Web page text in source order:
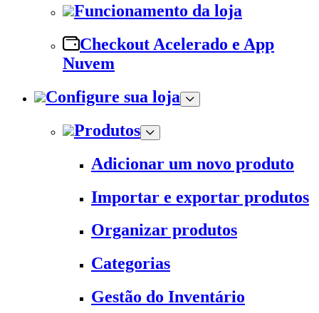
Funcionamento da loja
Checkout Acelerado e App
Nuvem
Configure sua loja
Produtos
Adicionar um novo produto
Importar e exportar produtos
Organizar produtos
Categorias
Gestão do Inventário